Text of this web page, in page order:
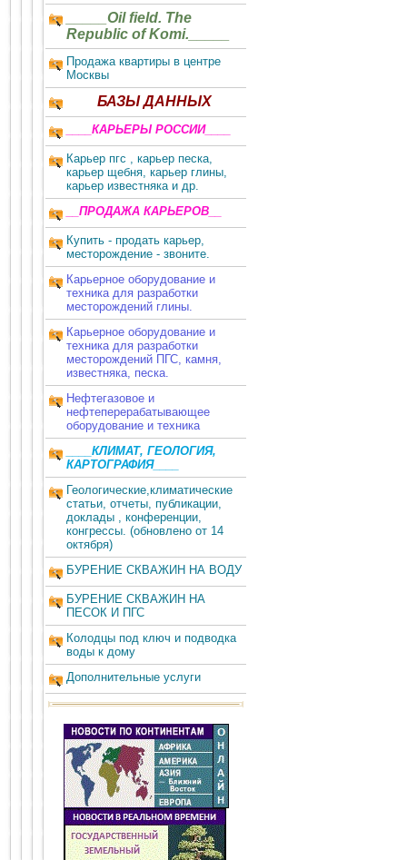
_____Oil field. The
Republic of Komi._____
Продажа квартиры в центре
Москвы
БАЗЫ ДАННЫХ
____КАРЬЕРЫ РОССИИ____
Карьер пгс , карьер песка,
карьер щебня, карьер глины,
карьер известняка и др.
__ПРОДАЖА КАРЬЕРОВ__
Купить - продать карьер,
месторождение - звоните.
Карьерное оборудование и
техника для разработки
месторождений глины.
Карьерное оборудование и
техника для разработки
месторождений ПГС, камня,
известняка, песка.
Нефтегазовое и
нефтеперерабатывающее
оборудование и техника
____КЛИМАТ, ГЕОЛОГИЯ,
КАРТОГРАФИЯ____
Геологические,климатические
статьи, отчеты, публикации,
доклады , конференции,
конгрессы. (обновлено от 14
октября)
БУРЕНИЕ СКВАЖИН НА ВОДУ
БУРЕНИЕ СКВАЖИН НА
ПЕСОК И ПГС
Колодцы под ключ и подводка
воды к дому
Дополнительные услуги